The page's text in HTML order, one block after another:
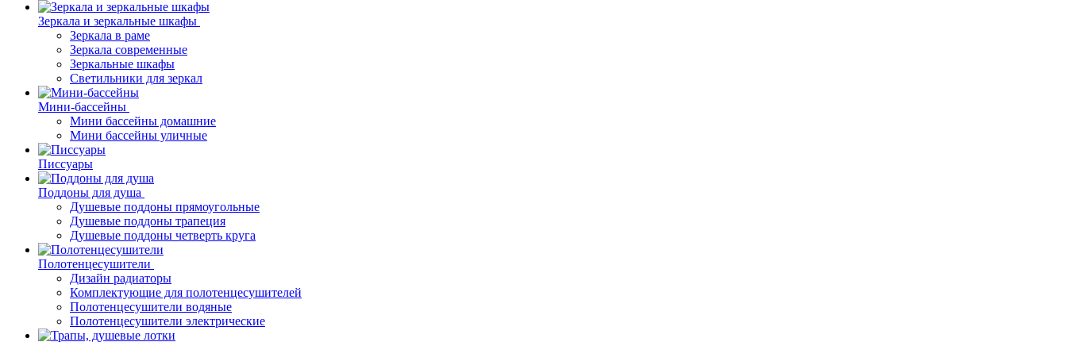
Зеркала и зеркальные шкафы
Зеркала в раме
Зеркала современные
Зеркальные шкафы
Светильники для зеркал
Мини-бассейны
Мини бассейны домашние
Мини бассейны уличные
Писсуары
Поддоны для душа
Душевые поддоны прямоугольные
Душевые поддоны трапеция
Душевые поддоны четверть круга
Полотенцесушители
Дизайн радиаторы
Комплектующие для полотенцесушителей
Полотенцесушители водяные
Полотенцесушители электрические